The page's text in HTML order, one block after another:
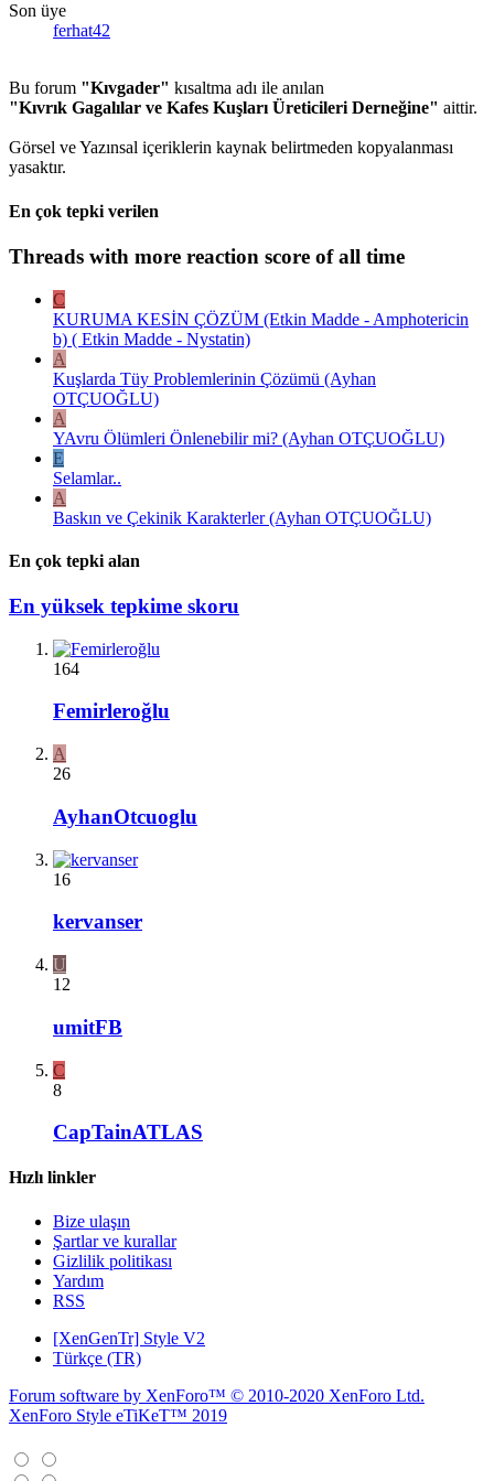
Son üye
ferhat42
Bu forum "Kıvgader" kısaltma adı ile anılan
"Kıvrık Gagalılar ve Kafes Kuşları Üreticileri Derneğine" aittir.
Görsel ve Yazınsal içeriklerin kaynak belirtmeden kopyalanması
yasaktır.
En çok tepki verilen
Threads with more reaction score of all time
C
KURUMA KESİN ÇÖZÜM (Etkin Madde - Amphotericin
b) ( Etkin Madde - Nystatin)
A
Kuşlarda Tüy Problemlerinin Çözümü (Ayhan
OTÇUOĞLU)
A
YAvru Ölümleri Önlenebilir mi? (Ayhan OTÇUOĞLU)
E
Selamlar..
A
Baskın ve Çekinik Karakterler (Ayhan OTÇUOĞLU)
En çok tepki alan
En yüksek tepkime skoru
164
Femirleroğlu
A
26
AyhanOtcuoglu
16
kervanser
U
12
umitFB
C
8
CapTainATLAS
Hızlı linkler
Bize ulaşın
Şartlar ve kurallar
Gizlilik politikası
Yardım
RSS
[XenGenTr] Style V2
Türkçe (TR)
Forum software by XenForo™ © 2010-2020 XenForo Ltd.
XenForo Style eTiKeT™ 2019